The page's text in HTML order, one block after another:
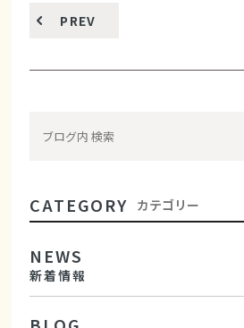
PREV
CATEGORY カテゴリー
NEWS
新着情報